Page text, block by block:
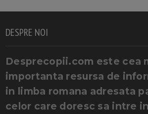
DESPRE NOI
Desprecopii.com este cea
importanta resursa de
in limba romana adresata
celor care doresc sa intre